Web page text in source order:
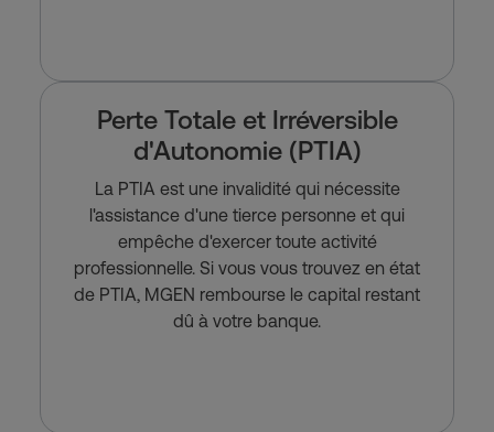
Perte Totale et Irréversible
d'Autonomie (PTIA)
La PTIA est une invalidité qui nécessite
l'assistance d'une tierce personne et qui
empêche d'exercer toute activité
professionnelle. Si vous vous trouvez en état
de PTIA, MGEN rembourse le capital restant
dû à votre banque.